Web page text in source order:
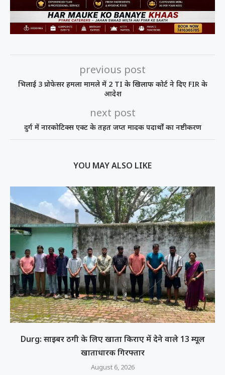
previous post
भिलाई 3 प्रोफेसर हमला मामले में 2 TI के खिलाफ कोर्ट ने दिए FIR के
आदेश
next post
दुर्ग में नारकोटिक्स एक्ट के तहत जप्त मादक पदार्थों का नष्टीकरण
YOU MAY ALSO LIKE
Durg: साइबर ठगी के लिए खाता किराए में देने वाले 13 म्यूल
खाताधारक गिरफ्तार
August 6, 2026